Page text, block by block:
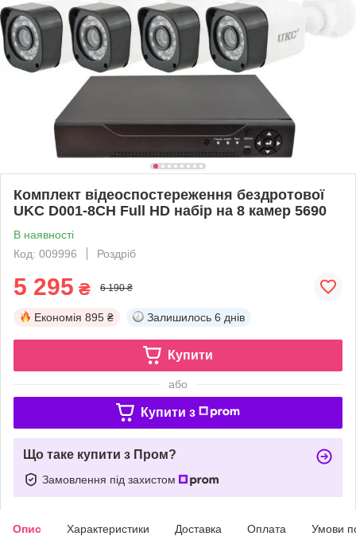
Комплект відеоспостереження бездротової
UKC D001-8CH Full HD набір на 8 камер 5690
В наявності
Код: 009996
Роздріб
5 295 ₴ 6 190 ₴
Економія 895 ₴ Залишилось 6 днів
Купити
або
Купити з
Що таке купити з Пром?
Замовлення під захистом
Опис Характеристики Доставка Оплата Умови